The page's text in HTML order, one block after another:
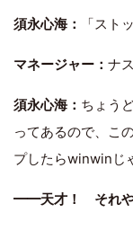
須永心海： 「スト
マネージャー： ナ
須永心海： ちょう
ってあるので、こ
プしたらwinwinじ
━━天才！ それや